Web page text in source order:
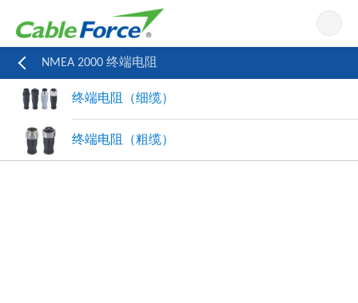
NMEA 2000 终端电阻
终端电阻（细缆）
终端电阻（粗缆）